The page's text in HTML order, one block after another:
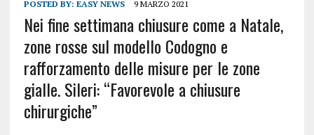
POSTED BY: EASY NEWS 9 MARZO 2021
Nei fine settimana chiusure come a Natale,
zone rosse sul modello Codogno e
rafforzamento delle misure per le zone
gialle. Sileri: “Favorevole a chiusure
chirurgiche”